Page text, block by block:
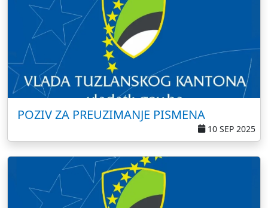
POZIV ZA PREUZIMANJE PISMENA
10 SEP 2025